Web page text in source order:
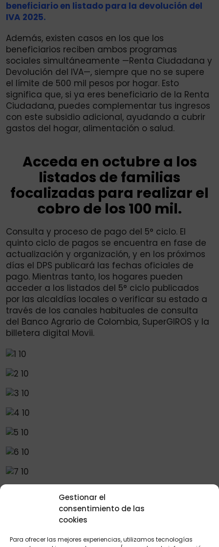
Gestionar el
consentimiento de las
cookies
Para ofrecer las mejores experiencias, utilizamos tecnologías
beneficiario en listado para la devolución del
IVA 2025.
Además, existen casos en los que los
beneficiarios reciben ambos programas
sociales simultáneamente —Renta Ciudadana y
Devolución del IVA—, siempre que no se supere
el límite de 500 mil pesos por hogar. Esto
significa que, si ya eres beneficiario de la Renta
Ciudadana, puedes complementar tus ingresos
con este subsidio adicional, ayudando a cubrir
gastos del hogar, alimentación o salud.
Acceda en octubre a los
listados de familias
focalizadas para realizar el
cobro de los 100 mil.
Consulta y proceso de pago del 5° ciclo. El
quinto ciclo de pagos se encuentra en fase de
actualización y organización, y en los próximos
días el DPS publicará las fechas oficiales de
pago. Mientras tanto, los hogares pueden
acceder a los listados del 5° ciclo publicados
por las alcaldías locales o verificar su estado a
través de los canales habituales de consulta
del Banco Agrario de Colombia, SuperGIROS y la
billetera digital Movii.
Listado del bono para jefe de hogar
en octubre 2025.
Recomendaciones importantes: Consulta